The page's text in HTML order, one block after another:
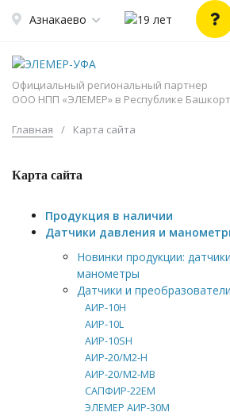
Азнакаево
Официальный региональный партнер
ООО НПП «ЭЛЕМЕР» в Республике
Главная / Карта сайта
Карта сайта
Продукция в наличии
Датчики давления и
Новинки продукции:
манометры
Датчики и
АИР-10H
АИР-10L
АИР-10SH
АИР-20/М2-Н
АИР-20/М2-MB
САПФИР-22ЕМ
ЭЛЕМЕР АИР-30М